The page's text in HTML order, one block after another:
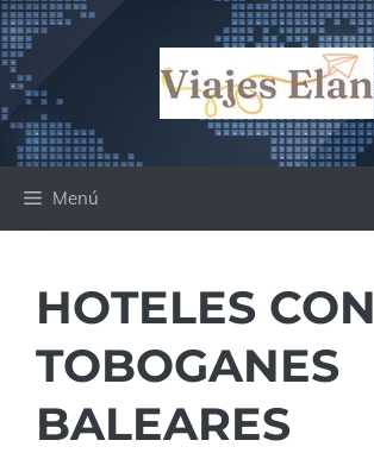
Saltar
al
contenido
Menú
HOTELES CON
TOBOGANES
BALEARES